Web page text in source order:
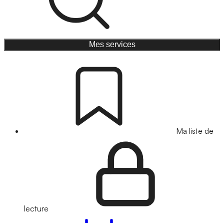
Mes services
Ma liste de
lecture